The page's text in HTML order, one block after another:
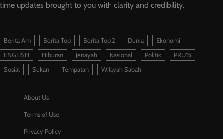
time updates brought to you with clarity and credibility.
Berita Am Berita Top Berita Top 2 Dunia
Ekonomi
ENGLISH
Hiburan Jenayah Nasional Politik
PRU15
Sosial
Sukan Tempatan Wilayah Sabah
About Us
Terms of Use
Privacy Policy